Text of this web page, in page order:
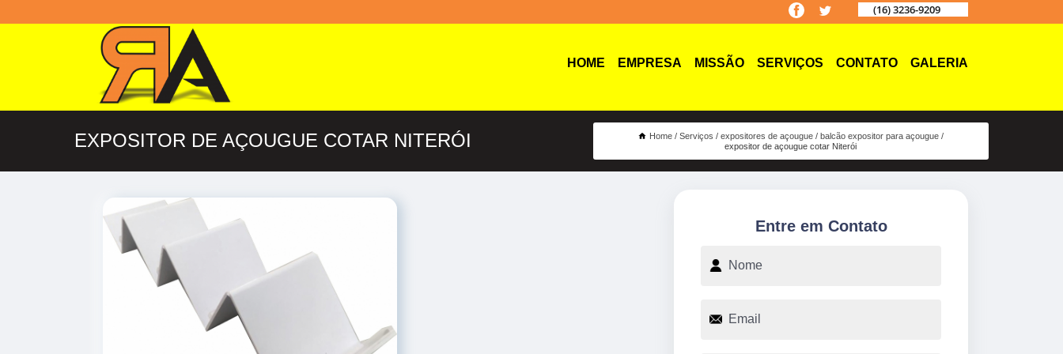
(16) 3236-9209
HOME EMPRESA MISSÃO SERVIÇOS CONTATO GALERIA
EXPOSITOR DE AÇOUGUE COTAR NITERÓI Home Serviços expositores de açougue
balcão expositor para açougue
expositor de açougue cotar Niterói
Entre em Contato